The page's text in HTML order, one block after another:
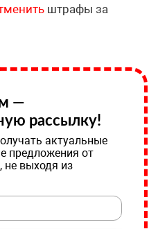
штрафы за
—
рассылку!
актуальные
предложения от
не выходя из